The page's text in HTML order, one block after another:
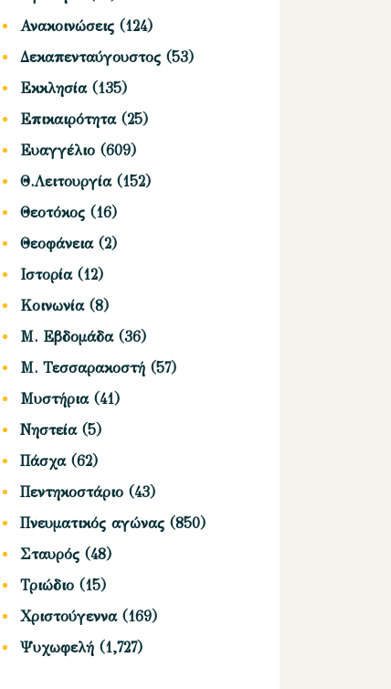
Ανακοινώσεις (124)
Δεκαπενταύγουστος (53)
Εκκλησία(135)
Επικαιρότητα(25)
Ευαγγέλιο (609)
Θ.Λειτουργία(152)
Θεοτόκος (16)
Θεοφάνεια(2)
Ιστορία(12)
Κοινωνία(8)
Μ. Εβδομάδα(36)
Μ. Τεσσαρακοστή (57)
Μυστήρια(41)
Νηστεία(5)
Πάσχα(62)
Πεντηκοστάριο (43)
Πνευματικός αγώνας (850)
Σταυρός (48)
Τριώδιο (15)
Χριστούγεννα(169)
Ψυχωφελή (1,727)